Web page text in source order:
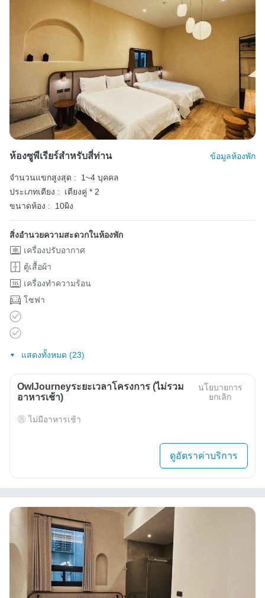
ห้องซูพีเรียร์สำหรับสี่ท่าน ข้อมูลห้องพัก
จำนวนแขกสูงสุด :
1~4 บุคคล
ประเภทเตียง :
เตียงคู่ * 2
ขนาดห้อง :
10ผิง
สิ่งอำนวยความสะดวกในห้องพัก
เครื่องปรับอากาศ
ตู้เสื้อผ้า
เครื่องทำความร้อน
โซฟา
แสดงทั้งหมด (23)
OwlJourneyระยะเวลาโครงการ (ไม่รวม
อาหารเช้า)
นโยบายการ
ยกเลิก
ไม่มีอาหารเช้า
ดูอัตราค่าบริการ